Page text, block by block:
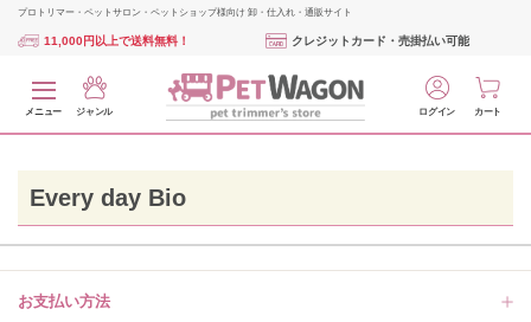
プロトリマー・ペットサロン・ペットショップ様向け 卸・仕入れ・通販サイト
11,000円以上で送料無料！ クレジットカード・売掛払い可能
メニュー ジャンル ログイン カート
Every day Bio
お支払い方法